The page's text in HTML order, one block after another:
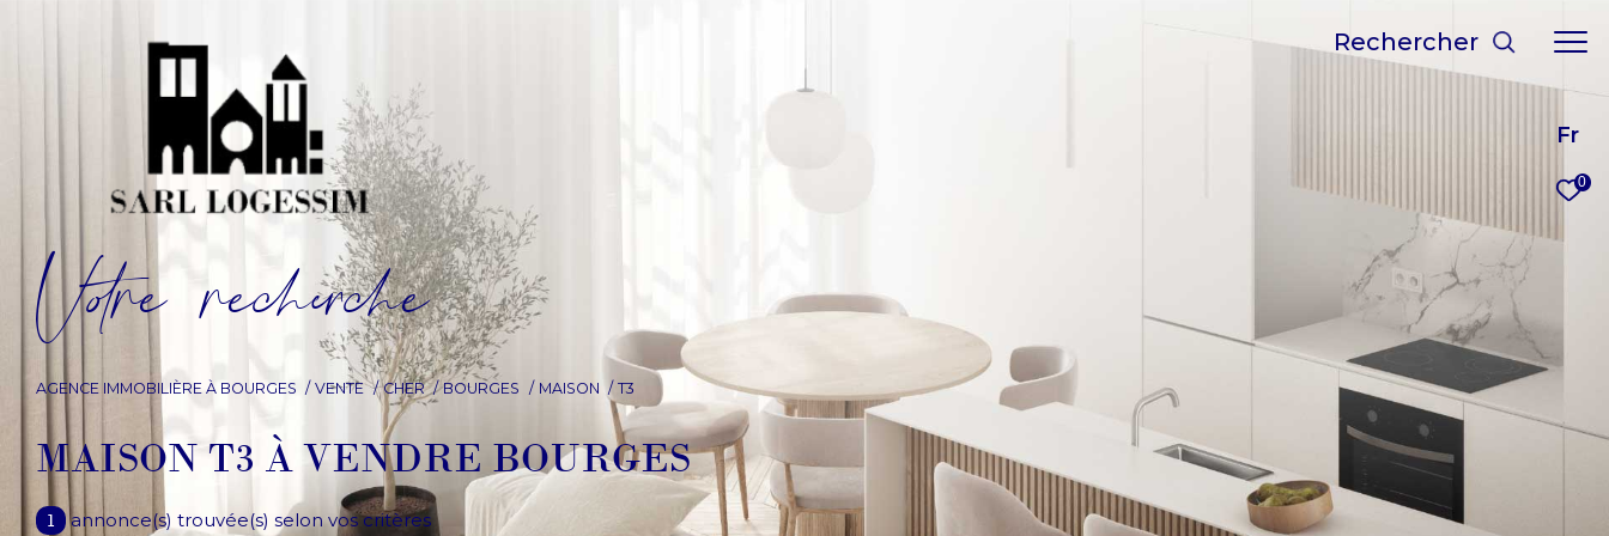
Fr
0
rechercher
Vore recece
AGENCE IMMOBILIÈRE À BOURGES VENTE CHER BOURGES MAISON T3
MAISON T3 À VENDRE BOURGES
1 annonce(s) trouvée(s) selon vos critères